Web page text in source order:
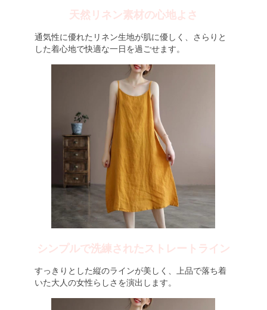
天然リネン素材の心地よさ
通気性に優れたリネン生地が肌に優しく、さらりと
した着心地で快適な一日を過ごせます。
シンプルで洗練されたストレートライン
すっきりとした縦のラインが美しく、上品で落ち着
いた大人の女性らしさを演出します。